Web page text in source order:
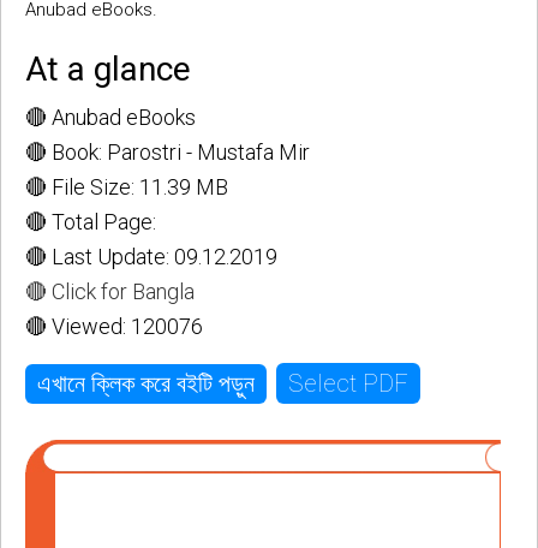
Anubad eBooks.
At a glance
🔴 Anubad eBooks
🔴 Book: Parostri - Mustafa Mir
🔴 File Size: 11.39 MB
🔴 Total Page:
🔴 Last Update: 09.12.2019
🔴 Click for Bangla
🔴 Viewed: 120076
এখানে ক্লিক করে বইটি পড়ুন Select PDF